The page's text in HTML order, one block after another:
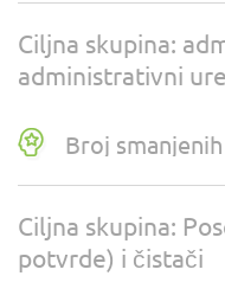
Ciljna skupina:
administrativni
Broj
Ciljna skupina:
potvrde) i čistači